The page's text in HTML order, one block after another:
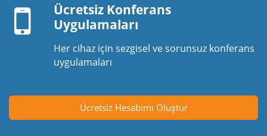
Ücretsiz Konferans
Uygulamaları
Her cihaz için sezgisel ve sorunsuz konferans
uygulamaları
Ücretsiz Hesabımı Oluştur